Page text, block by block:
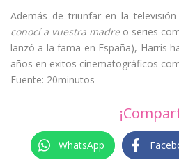
Además de triunfar en la
conocí a vuestra madreo series
lanzó a la fama en España), Harris
años en exitos cinematográficos
Fuente: 20minutos
WhatsApp